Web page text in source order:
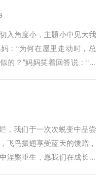
很特别的试卷。这份答卷一
...
入角度小，主题小中见大我
：“为何在屋里走动时，总
的？”妈妈笑着回答说：“大
爷爷奶奶受不了。”我撅着嘴
...
我们于一次次蜕变中品尝
飞鸟振翅享受蓝天的馈赠，
涅槃重生，愿我们在成长中